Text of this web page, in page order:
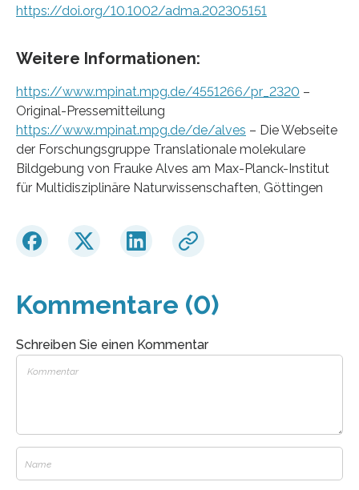
https://doi.org/10.1002/adma.202305151
Weitere Informationen:
https://www.mpinat.mpg.de/4551266/pr_2320 –
Original-Pressemitteilung
https://www.mpinat.mpg.de/de/alves – Die Webseite
der Forschungsgruppe Translationale molekulare
Bildgebung von Frauke Alves am Max-Planck-Institut
für Multidisziplinäre Naturwissenschaften, Göttingen
Kommentare (0)
Schreiben Sie einen Kommentar